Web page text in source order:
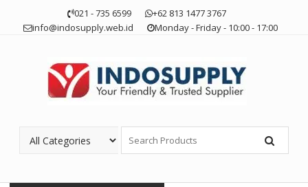
021 - 735 6599
+62 813 1477 3767
info@indosupply.web.id
Monday - Friday - 10:00 - 17:00